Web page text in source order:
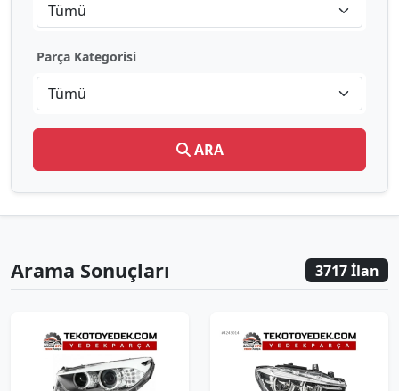
Tümü
Parça Kategorisi
Tümü
ARA
Arama Sonuçları 3717 İlan